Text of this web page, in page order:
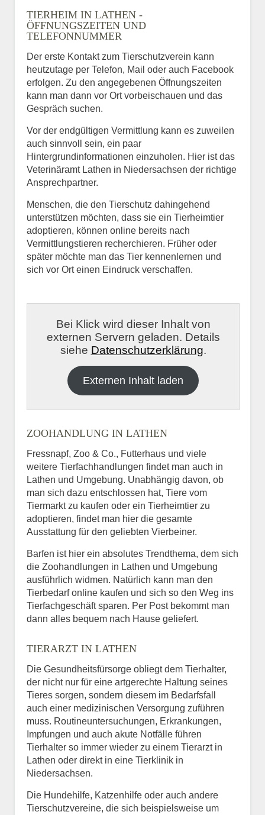
TIERHEIM IN LATHEN -
ÖFFNUNGSZEITEN UND
TELEFONNUMMER
Der erste Kontakt zum Tierschutzverein kann
heutzutage per Telefon, Mail oder auch Facebook
erfolgen. Zu den angegebenen Öffnungszeiten
kann man dann vor Ort vorbeischauen und das
Gespräch suchen.
Vor der endgültigen Vermittlung kann es zuweilen
auch sinnvoll sein, ein paar
Hintergrundinformationen einzuholen. Hier ist das
Veterinäramt Lathen in Niedersachsen der richtige
Ansprechpartner.
Menschen, die den Tierschutz dahingehend
unterstützen möchten, dass sie ein Tierheimtier
adoptieren, können online bereits nach
Vermittlungstieren recherchieren. Früher oder
später möchte man das Tier kennenlernen und
sich vor Ort einen Eindruck verschaffen.
Bei Klick wird dieser Inhalt von
externen Servern geladen. Details
siehe Datenschutzerklärung.
Externen Inhalt laden
ZOOHANDLUNG IN LATHEN
Fressnapf, Zoo & Co., Futterhaus und viele
weitere Tierfachhandlungen findet man auch in
Lathen und Umgebung. Unabhängig davon, ob
man sich dazu entschlossen hat, Tiere vom
Tiermarkt zu kaufen oder ein Tierheimtier zu
adoptieren, findet man hier die gesamte
Ausstattung für den geliebten Vierbeiner.
Barfen ist hier ein absolutes Trendthema, dem sich
die Zoohandlungen in Lathen und Umgebung
ausführlich widmen. Natürlich kann man den
Tierbedarf online kaufen und sich so den Weg ins
Tierfachgeschäft sparen. Per Post bekommt man
dann alles bequem nach Hause geliefert.
TIERARZT IN LATHEN
Die Gesundheitsfürsorge obliegt dem Tierhalter,
der nicht nur für eine artgerechte Haltung seines
Tieres sorgen, sondern diesem im Bedarfsfall
auch einer medizinischen Versorgung zuführen
muss. Routineuntersuchungen, Erkrankungen,
Impfungen und auch akute Notfälle führen
Tierhalter so immer wieder zu einem Tierarzt in
Lathen oder direkt in eine Tierklinik in
Niedersachsen.
Die Hundehilfe, Katzenhilfe oder auch andere
Tierschutzvereine, die sich beispielsweise um